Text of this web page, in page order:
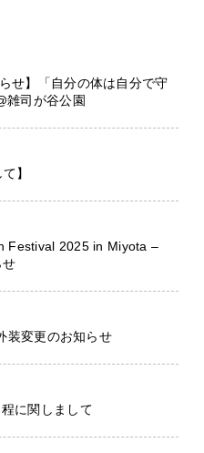
せ】「自分の体は自分で守
雑司が谷公園
】
Festival 2025 in Miyota –
せ
装変更のお知らせ
に関しまして